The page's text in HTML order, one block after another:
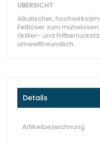
ÜBERSICHT
Alkalischer,
Fettlöser zum
Grillier- und
umweltfreundlich.
Details
Artikelbezeichnung